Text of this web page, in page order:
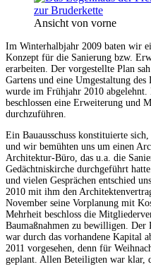
Ansicht von vorne
Im Winterhalbjahr 2009 baten wir
Konzept für die Sanierung bzw.
erarbeiten. Der vorgestellte Plan
Gartens und eine Umgestaltung
wurde im Frühjahr 2010 abgelehnt.
beschlossen eine Erweiterung und
durchzuführen.
Ein Bauausschuss konstituierte
und wir bemühten uns um einen
Architektur-Büro, das u.a. die
Gedächtniskirche durchgeführt
und vielen Gesprächen entschied
2010 mit ihm den
November seine Vorplanung mit
Mehrheit beschloss die
Baumaßnahmen zu bewilligen.
war durch das vorhandene Kapital
2011 vorgesehen, denn für
geplant. Allen Beteiligten war klar,